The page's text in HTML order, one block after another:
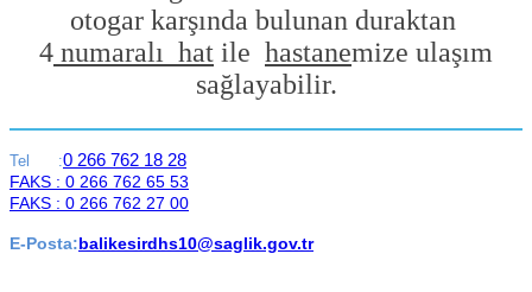
otogar karşında bulunan duraktan
4 numaralı hat ile hastanemize ulaşım
sağlayabilir.
Tel :0 266 762 18 28
FAKS : 0 266 762 65 53
FAKS : 0 266 762 27 00
E-Posta:balikesirdhs10@saglik.gov.tr